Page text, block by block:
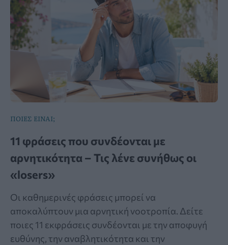
ΠΟΙΕΣ ΕΙΝΑΙ;
11 φράσεις που συνδέονται με
αρνητικότητα – Τις λένε συνήθως οι
«losers»
Οι καθημερινές φράσεις μπορεί να
αποκαλύπτουν μια αρνητική νοοτροπία. Δείτε
ποιες 11 εκφράσεις συνδέονται με την αποφυγή
ευθύνης, την αναβλητικότητα και την